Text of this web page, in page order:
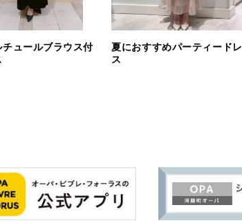
チュールブラウス付
夏におすすめパーティードレ
ス